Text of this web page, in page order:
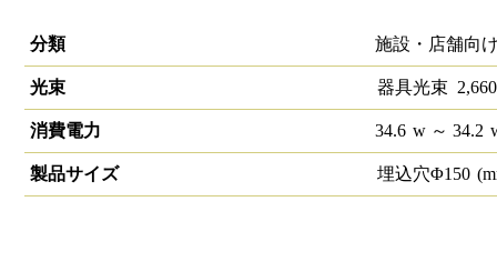
分類
施設・店舗向
光束 器具光束 2,660
消費電力 34.6 w～ 34.2
製品サイズ 埋込穴Φ150